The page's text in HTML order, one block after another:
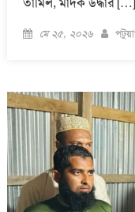
Posted
মে ২৫, ২০২৬